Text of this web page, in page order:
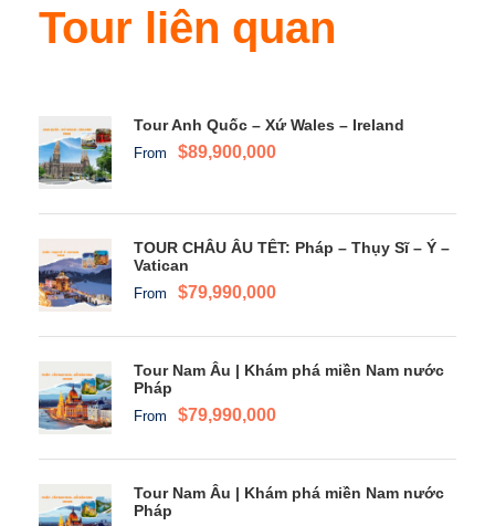
Tour liên quan
Tour Anh Quốc – Xứ Wales – Ireland
From $89,900,000
TOUR CHÂU ÂU TẾT: Pháp – Thụy Sĩ – Ý –
Vatican
From $79,990,000
Tour Nam Âu | Khám phá miền Nam nước
Pháp
From $79,990,000
Tour Nam Âu | Khám phá miền Nam nước
Pháp